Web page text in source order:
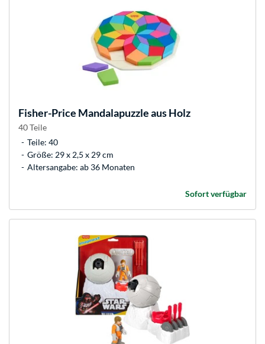
Fisher-Price Mandalapuzzle aus Holz
40 Teile
Teile: 40
Größe: 29 x 2,5 x 29 cm
Altersangabe: ab 36 Monaten
Sofort verfügbar